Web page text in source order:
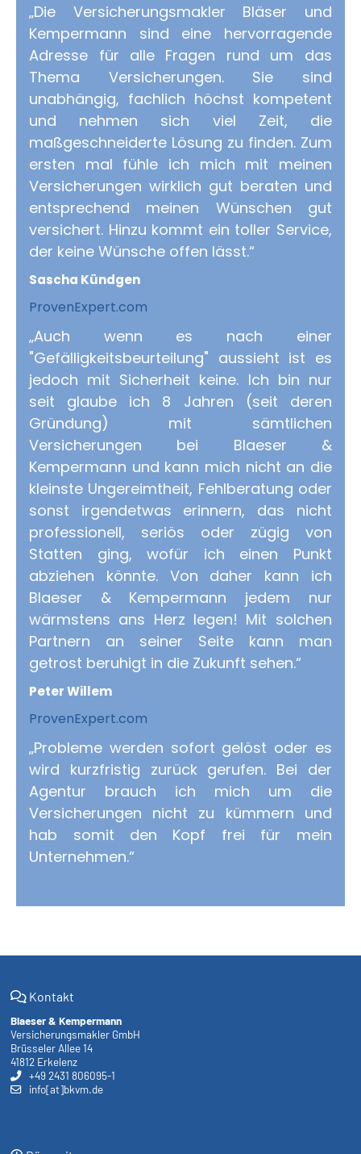
„Die Versicherungsmakler Bläser und
Kempermann sind eine hervorragende
Adresse für alle Fragen rund um das
Thema Versicherungen. Sie sind
unabhängig, fachlich höchst kompetent
und nehmen sich viel Zeit, die
maßgeschneiderte Lösung zu finden. Zum
ersten mal fühle ich mich mit meinen
Versicherungen wirklich gut beraten und
entsprechend meinen Wünschen gut
versichert. Hinzu kommt ein toller Service,
der keine Wünsche offen lässt.“
Sascha Kündgen
ProvenExpert.com
„Auch wenn es nach einer
"Gefälligkeitsbeurteilung" aussieht ist es
jedoch mit Sicherheit keine. Ich bin nur
seit glaube ich 8 Jahren (seit deren
Gründung) mit sämtlichen
Versicherungen bei Blaeser &
Kempermann und kann mich nicht an die
kleinste Ungereimtheit, Fehlberatung oder
sonst irgendetwas erinnern, das nicht
professionell, seriös oder zügig von
Statten ging, wofür ich einen Punkt
abziehen könnte. Von daher kann ich
Blaeser & Kempermann jedem nur
wärmstens ans Herz legen! Mit solchen
Partnern an seiner Seite kann man
getrost beruhigt in die Zukunft sehen.“
Peter Willem
ProvenExpert.com
„Probleme werden sofort gelöst oder es
wird kurzfristig zurück gerufen. Bei der
Agentur brauch ich mich um die
Versicherungen nicht zu kümmern und
hab somit den Kopf frei für mein
Unternehmen.“
Kontakt
Blaeser & Kempermann
Versicherungsmakler GmbH
Brüsseler Allee 14
41812 Erkelenz
+49 2431 806095-1
info[at]bkvm.de